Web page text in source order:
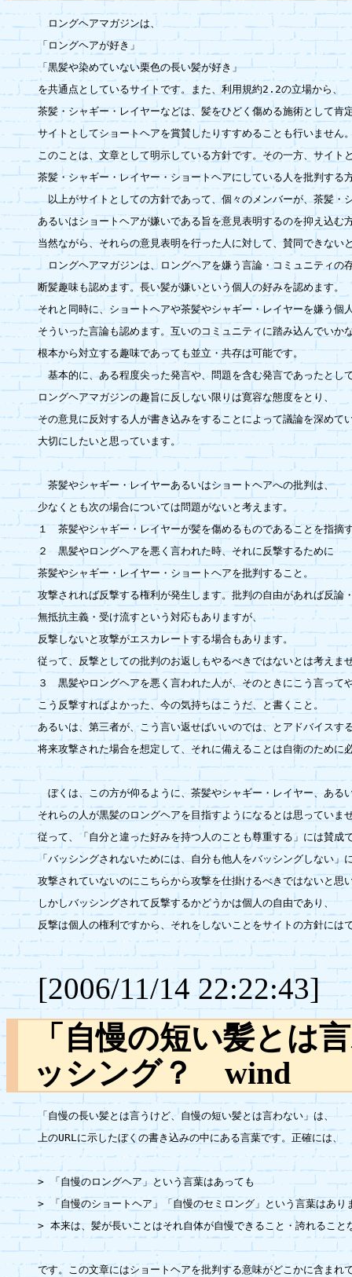
ロングヘアマガジンは、
「ロングヘアが好き」
「黒髪や染めていない栗色の長い髪が好き」
を共通点としているサイトです。また、利用規約2.2の立場から、
茶髪・シャギー・レイヤーなどは、髪をひどく傷める施術として肯
サイトとしてショートヘアを賞賛したりすすめることも行いません
このことは、文章として明示している方針です。その一方、サイト
茶髪・シャギー・レイヤー・ショートヘアにしている人を批判する
以上がサイトとしての方針であって、個々のメンバーが、茶髪・
あるいはショートヘアが嫌いである旨を意見表明するのを抑え込む
当然ながら、それらの意見表明を行った人に対して、賛同できない
ロングヘアマガジンは、ロングヘアを嫌う言論・コミュニティの
断髪趣味も認めます。長い髪が嫌いという個人の好みを認めます。
それと同時に、ショートヘアや茶髪やシャギー・レイヤーを嫌う個
そういった言論も認めます。互いのコミュニティに踏み込んでいか
根本から対立する趣味であっても並立・共存は可能です。
基本的に、ある程度尖った発言や、問題を含む発言であったとし
ロングヘアマガジンの趣旨に反しない限りは寛容な態度をとり、
その意見に反対する人が書き込みをすることによって議論を深めて
大切にしたいと思っています。
茶髪やシャギー・レイヤーあるいはショートヘアへの批判は、
少なくとも次の場合については問題がないと考えます。
１　茶髪やシャギー・レイヤーが髪を傷めるものであることを指摘
２　黒髪やロングヘアを悪く言われた時、それに反撃するために
茶髪やシャギー・レイヤー・ショートヘアを批判すること。
攻撃されれば反撃する権利が発生します。批判の自由があれば反論
無抵抗主義・受け流すという対応もありますが、
反撃しないと攻撃がエスカレートする場合もあります。
従って、反撃としての批判のお返しもやるべきではないとは考えま
３　黒髪やロングヘアを悪く言われた人が、そのときにこう言って
こう反撃すればよかった、今の気持ちはこうだ、と書くこと。
あるいは、第三者が、こう言い返せばいいのでは、とアドバイスす
将来攻撃された場合を想定して、それに備えることは自衛のために
ぼくは、この方が仰るように、茶髪やシャギー・レイヤー、ある
それらの人が黒髪のロングヘアを目指すようになるとは思っていま
従って、「自分と違った好みを持つ人のことも尊重する」には賛成
「バッシングされないためには、自分も他人をバッシングしない」
攻撃されていないのにこちらから攻撃を仕掛けるべきではないと思
しかしバッシングされて反撃するかどうかは個人の自由であり、
反撃は個人の権利ですから、それをしないことをサイトの方針には
[2006/11/14 22:22:43]
「自慢の短い髪とは
ッシング？
「自慢の長い髪とは言うけど、自慢の短い髪とは言わない」は、
上のURLに示したぼくの書き込みの中にある言葉です。正確には、
> 「自慢のロングヘア」という言葉はあっても
> 「自慢のショートヘア」「自慢のセミロング」という言葉はあり
> 本来は、髪が長いことはそれ自体が自慢できること・誇れること
です。この文章にはショートヘアを批判する意味がどこかに含まれ